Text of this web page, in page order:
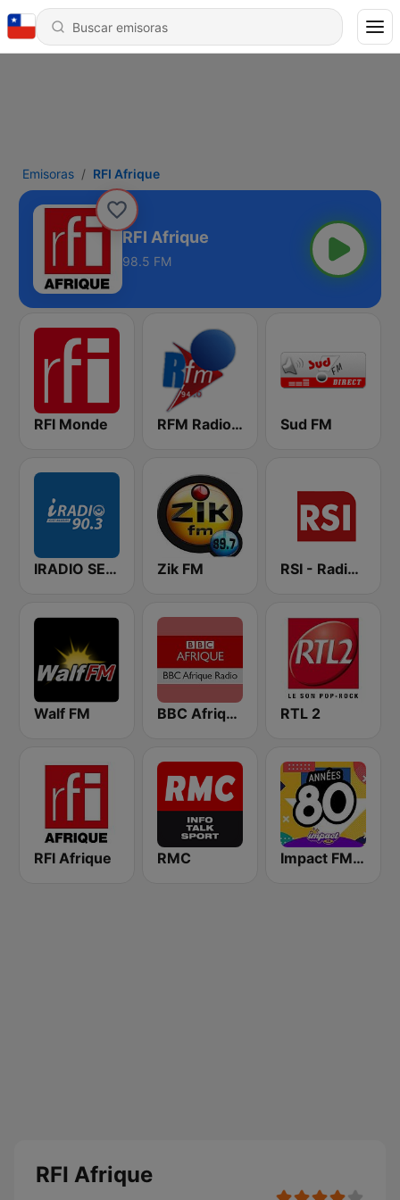
Emisoras RFI Afrique
RFI Afrique
98.5 FM
RFI Monde RFM Radio Futurs Medias 94.0 FM Sud FM
IRADIO SENEGAL Zik FM RSI - Radio Sénégal Internationale
Walf FM BBC Afrique RTL 2
RFI Afrique RMC Impact FM - Années 80
RFI Afrique